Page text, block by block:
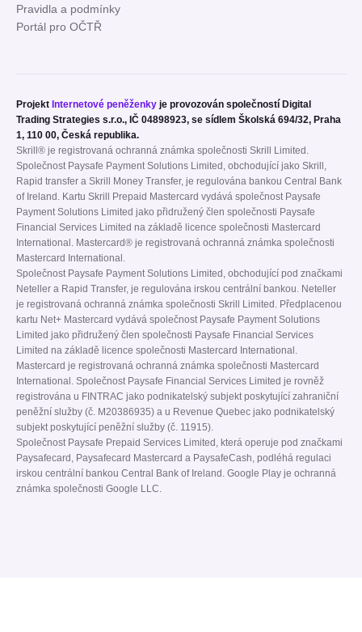
Pravidla a podmínky
Portál pro OČTŘ
Projekt Internetové peněženky je provozován společností Digital
Trading Strategies s.r.o., IČ 04898923, se sídlem Školská 694/32, Praha
1, 110 00, Česká republika.
Skrill® je registrovaná ochranná známka společnosti Skrill Limited.
Společnost Paysafe Payment Solutions Limited, obchodující jako Skrill,
Rapid transfer a Skrill Money Transfer, je regulována bankou Central Bank
of Ireland. Kartu Skrill Prepaid Mastercard vydává společnost Paysafe
Payment Solutions Limited jako přidružený člen společnosti Paysafe
Financial Services Limited na základě licence společnosti Mastercard
International. Mastercard® je registrovaná ochranná známka společnosti
Mastercard International.
Společnost Paysafe Payment Solutions Limited, obchodující pod značkami
Neteller a Rapid Transfer, je regulována irskou centrální bankou. Neteller
je registrovaná ochranná známka společnosti Skrill Limited. Předplacenou
kartu Net+ Mastercard vydává společnost Paysafe Payment Solutions
Limited jako přidružený člen společnosti Paysafe Financial Services
Limited na základě licence společnosti Mastercard International.
Mastercard je registrovaná ochranná známka společnosti Mastercard
International. Společnost Paysafe Financial Services Limited je rovněž
registrována u FINTRAC jako podnikatelský subjekt poskytující zahraniční
peněžní služby (č. M20386935) a u Revenue Quebec jako podnikatelský
subjekt poskytující peněžní služby (č. 11915).
Společnost Paysafe Prepaid Services Limited, která operuje pod značkami
Paysafecard, Paysafecard Mastercard a PaysafeCash, podléhá regulaci
irskou centrální bankou Central Bank of Ireland. Google Play je ochranná
známka společnosti Google LLC.